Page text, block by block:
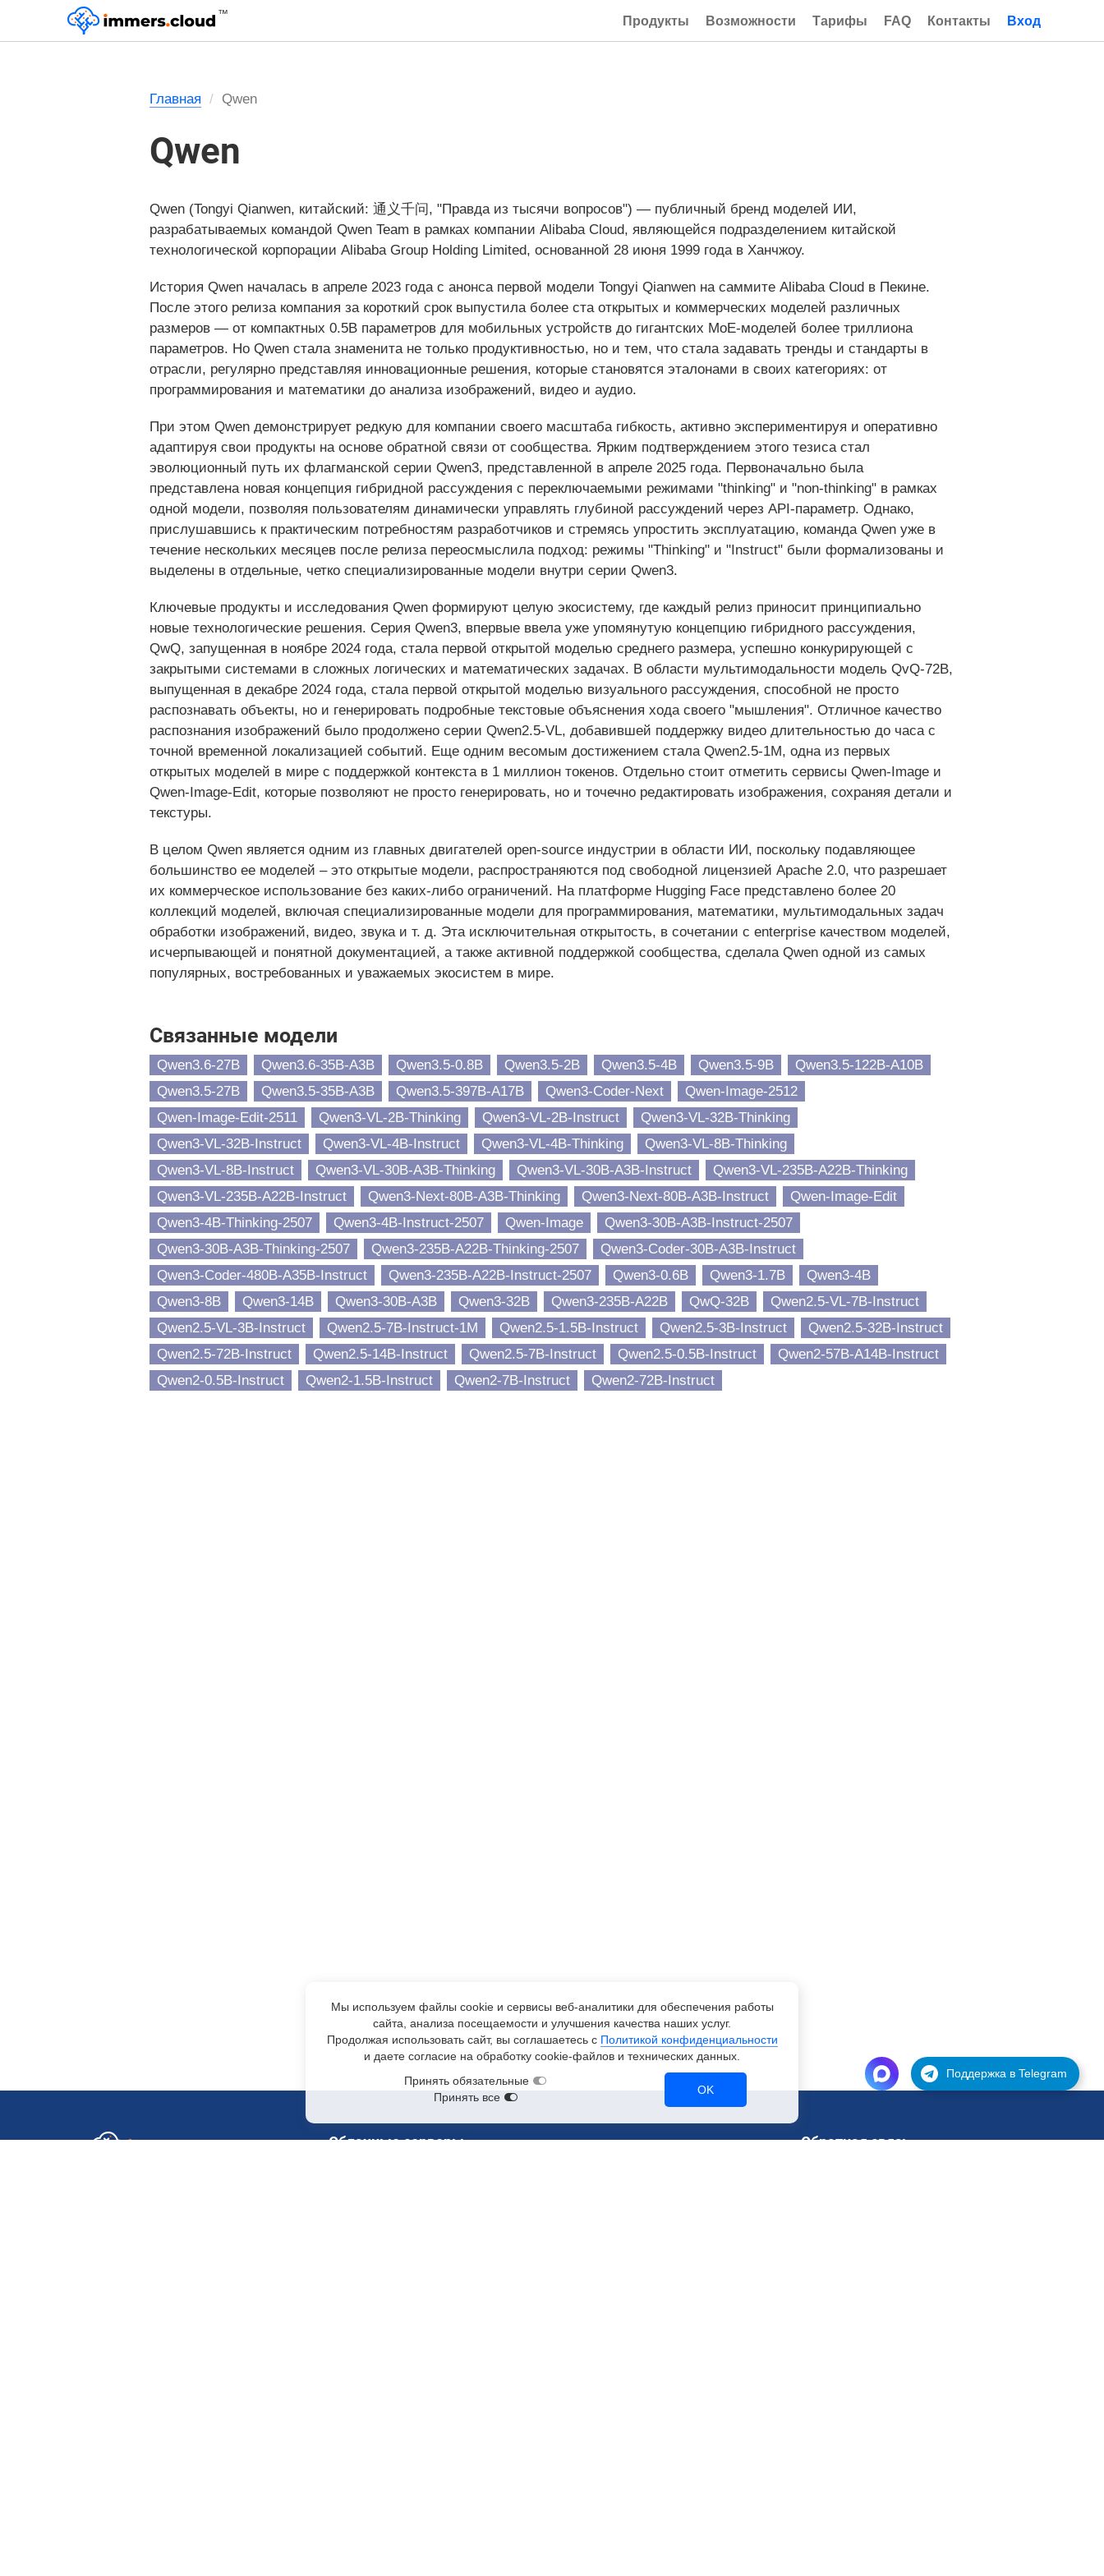
™ Продукты Возможности Тарифы FAQ Контакты Вход
Главная Qwen
Qwen
Qwen (Tongyi Qianwen, китайский: 通义千问, "Правда из тысячи вопросов") — публичный бренд моделей ИИ,
разрабатываемых командой Qwen Team в рамках компании Alibaba Cloud, являющейся подразделением китайской
технологической корпорации Alibaba Group Holding Limited, основанной 28 июня 1999 года в Ханчжоу.
История Qwen началась в апреле 2023 года с анонса первой модели Tongyi Qianwen на саммите Alibaba Cloud в Пекине.
После этого релиза компания за короткий срок выпустила более ста открытых и коммерческих моделей различных
размеров — от компактных 0.5B параметров для мобильных устройств до гигантских MoE-моделей более триллиона
параметров. Но Qwen стала знаменита не только продуктивностью, но и тем, что стала задавать тренды и стандарты в
отрасли, регулярно представляя инновационные решения, которые становятся эталонами в своих категориях: от
программирования и математики до анализа изображений, видео и аудио.
При этом Qwen демонстрирует редкую для компании своего масштаба гибкость, активно экспериментируя и оперативно
адаптируя свои продукты на основе обратной связи от сообщества. Ярким подтверждением этого тезиса стал
эволюционный путь их флагманской серии Qwen3, представленной в апреле 2025 года. Первоначально была
представлена новая концепция гибридной рассуждения с переключаемыми режимами "thinking" и "non-thinking" в рамках
одной модели, позволяя пользователям динамически управлять глубиной рассуждений через API-параметр. Однако,
прислушавшись к практическим потребностям разработчиков и стремясь упростить эксплуатацию, команда Qwen уже в
течение нескольких месяцев после релиза переосмыслила подход: режимы "Thinking" и "Instruct" были формализованы и
выделены в отдельные, четко специализированные модели внутри серии Qwen3.
Ключевые продукты и исследования Qwen формируют целую экосистему, где каждый релиз приносит принципиально
новые технологические решения. Серия Qwen3, впервые ввела уже упомянутую концепцию гибридного рассуждения,
QwQ, запущенная в ноябре 2024 года, стала первой открытой моделью среднего размера, успешно конкурирующей с
закрытыми системами в сложных логических и математических задачах. В области мультимодальности модель QvQ-72B,
выпущенная в декабре 2024 года, стала первой открытой моделью визуального рассуждения, способной не просто
распознавать объекты, но и генерировать подробные текстовые объяснения хода своего "мышления". Отличное качество
распознания изображений было продолжено серии Qwen2.5-VL, добавившей поддержку видео длительностью до часа с
точной временной локализацией событий. Еще одним весомым достижением стала Qwen2.5-1M, одна из первых
открытых моделей в мире с поддержкой контекста в 1 миллион токенов. Отдельно стоит отметить сервисы Qwen-Image и
Qwen-Image-Edit, которые позволяют не просто генерировать, но и точечно редактировать изображения, сохраняя детали и
текстуры.
В целом Qwen является одним из главных двигателей open-source индустрии в области ИИ, поскольку подавляющее
большинство ее моделей – это открытые модели, распространяются под свободной лицензией Apache 2.0, что разрешает
их коммерческое использование без каких-либо ограничений. На платформе Hugging Face представлено более 20
коллекций моделей, включая специализированные модели для программирования, математики, мультимодальных задач
обработки изображений, видео, звука и т. д. Эта исключительная открытость, в сочетании с enterprise качеством моделей,
исчерпывающей и понятной документацией, а также активной поддержкой сообщества, сделала Qwen одной из самых
популярных, востребованных и уважаемых экосистем в мире.
Связанные модели
Qwen3.6-27B Qwen3.6-35B-A3B Qwen3.5-0.8B Qwen3.5-2B Qwen3.5-4B Qwen3.5-9B
Qwen3.5-122B-A10B
Qwen3.5-27B
Qwen3.5-35B-A3B Qwen3.5-397B-A17B Qwen3-Coder-Next
Qwen-Image-2512
Qwen-Image-Edit-2511
Qwen3-VL-2B-Thinking Qwen3-VL-2B-Instruct
Qwen3-VL-32B-Thinking
Qwen3-VL-32B-Instruct
Qwen3-VL-4B-Instruct Qwen3-VL-4B-Thinking
Qwen3-VL-8B-Thinking
Qwen3-VL-8B-Instruct
Qwen3-VL-30B-A3B-Thinking Qwen3-VL-30B-A3B-Instruct
Qwen3-VL-235B-A22B-Thinking
Qwen3-VL-235B-A22B-Instruct
Qwen3-Next-80B-A3B-Thinking Qwen3-Next-80B-A3B-Instruct
Qwen-Image-Edit
Qwen3-4B-Thinking-2507
Qwen3-4B-Instruct-2507 Qwen-Image
Qwen3-30B-A3B-Instruct-2507
Qwen3-30B-A3B-Thinking-2507
Qwen3-235B-A22B-Thinking-2507
Qwen3-Coder-30B-A3B-Instruct
Qwen3-Coder-480B-A35B-Instruct
Qwen3-235B-A22B-Instruct-2507 Qwen3-0.6B Qwen3-1.7B
Qwen3-4B
Qwen3-8B
Qwen3-14B Qwen3-30B-A3B Qwen3-32B Qwen3-235B-A22B QwQ-32B
Qwen2.5-VL-7B-Instruct
Qwen2.5-VL-3B-Instruct
Qwen2.5-7B-Instruct-1M Qwen2.5-1.5B-Instruct Qwen2.5-3B-Instruct
Qwen2.5-32B-Instruct
Qwen2.5-72B-Instruct
Qwen2.5-14B-Instruct Qwen2.5-7B-Instruct Qwen2.5-0.5B-Instruct
Qwen2-57B-A14B-Instruct
Qwen2-0.5B-Instruct
Qwen2-1.5B-Instruct Qwen2-7B-Instruct Qwen2-72B-Instruct
Поддержка в Telegram
Облачные серверы Обратная связь
Мы используем файлы cookie и сервисы веб-аналитики для обеспечения работы
сайта, анализа посещаемости и улучшения качества наших услуг.
Продолжая использовать сайт, вы соглашаетесь с Политикой конфиденциальности
и даете согласие на обработку cookie-файлов и технических данных.
Принять обязательные
Принять все
OK